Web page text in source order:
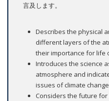
言及します。
Describes the physical
different layers of the
their importance for life
Introduces the science
atmosphere and
issues of climate change
Considers the future